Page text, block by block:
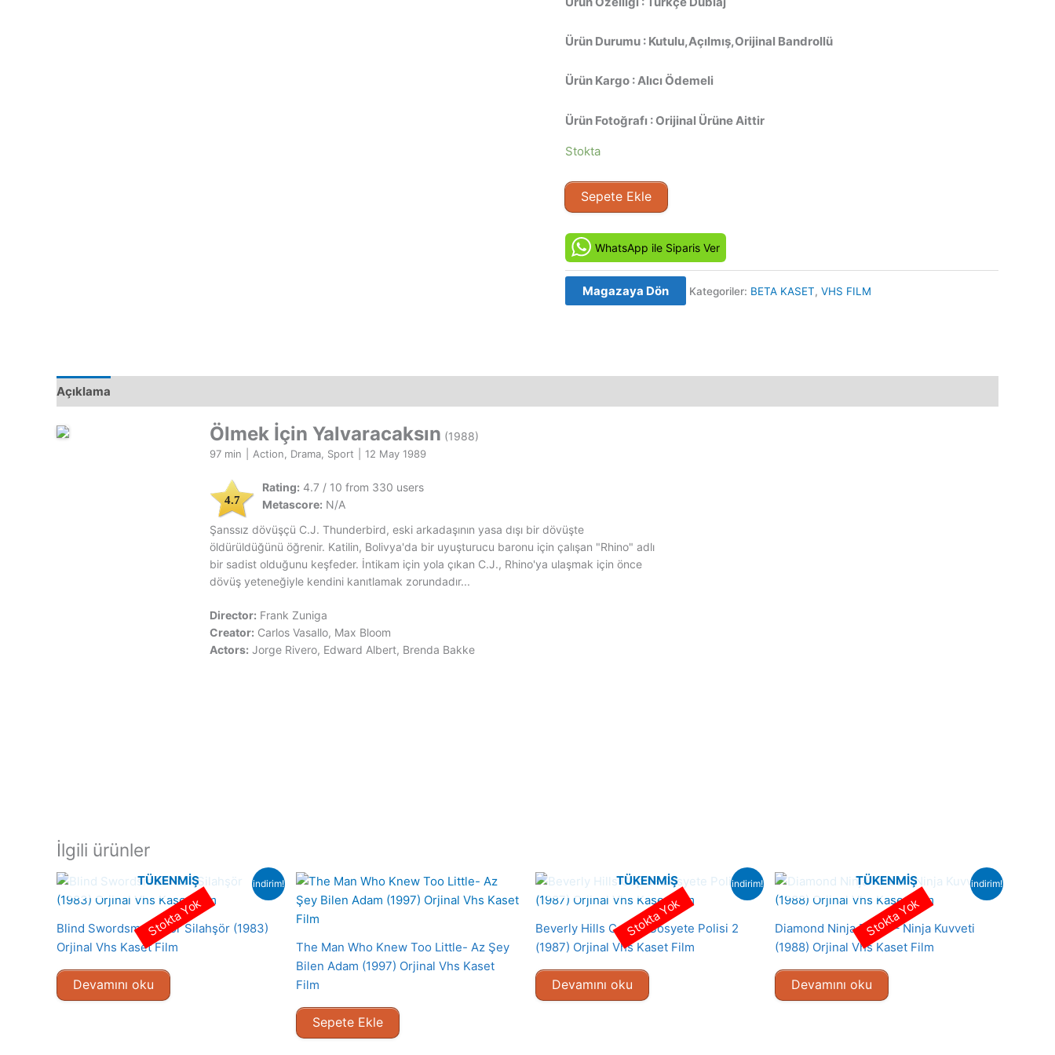
Ürün Durumu : Kutulu,Açılmış,Orijinal Bandrollü
Ürün Kargo : Alıcı Ödemeli
Ürün Fotoğrafı : Orijinal Ürüne Aittir
Stokta
Ölmek
İçin
Fist
Fighter
(1989)
adet
Sepete Ekle
WhatsApp ile Siparis Ver
Magazaya Dön Kategoriler: BETA KASET, VHS FILM
Açıklama
Ölmek İçin Yalvaracaksın (1988)
97 min Action, Drama, Sport 12 May 1989
4.7
Rating: 4.7 / 10 from 330 users
Metascore: N/A
Şanssız dövüşçü C.J. Thunderbird, eski arkadaşının yasa dışı bir dövüşte
öldürüldüğünü öğrenir. Katilin, Bolivya'da bir uyuşturucu baronu için çalışan "Rhino" adlı
bir sadist olduğunu keşfeder. İntikam için yola çıkan C.J., Rhino'ya ulaşmak için önce
dövüş yeteneğiyle kendini kanıtlamak zorundadır...
Director: Frank Zuniga
Creator: Carlos Vasallo, Max Bloom
Actors: Jorge Rivero, Edward Albert, Brenda Bakke
İlgili ürünler
indirim!
TÜKENMIŞ
Blind Swordsman- Kör Silahşör (1983)
Orjinal Vhs Kaset Film
Devamını oku
Stokta Yok
The Man Who Knew Too Little- Az Şey
Bilen Adam (1997) Orjinal Vhs Kaset
Film
Sepete Ekle
indirim!
TÜKENMIŞ
Beverly Hills Cop II- Sosyete Polisi 2
(1987) Orjinal Vhs Kaset Film
Devamını oku
Stokta Yok
indirim!
TÜKENMIŞ
Diamond Ninja Force – Ninja Kuvveti
(1988) Orjinal Vhs Kaset Film
Devamını oku
Stokta Yok